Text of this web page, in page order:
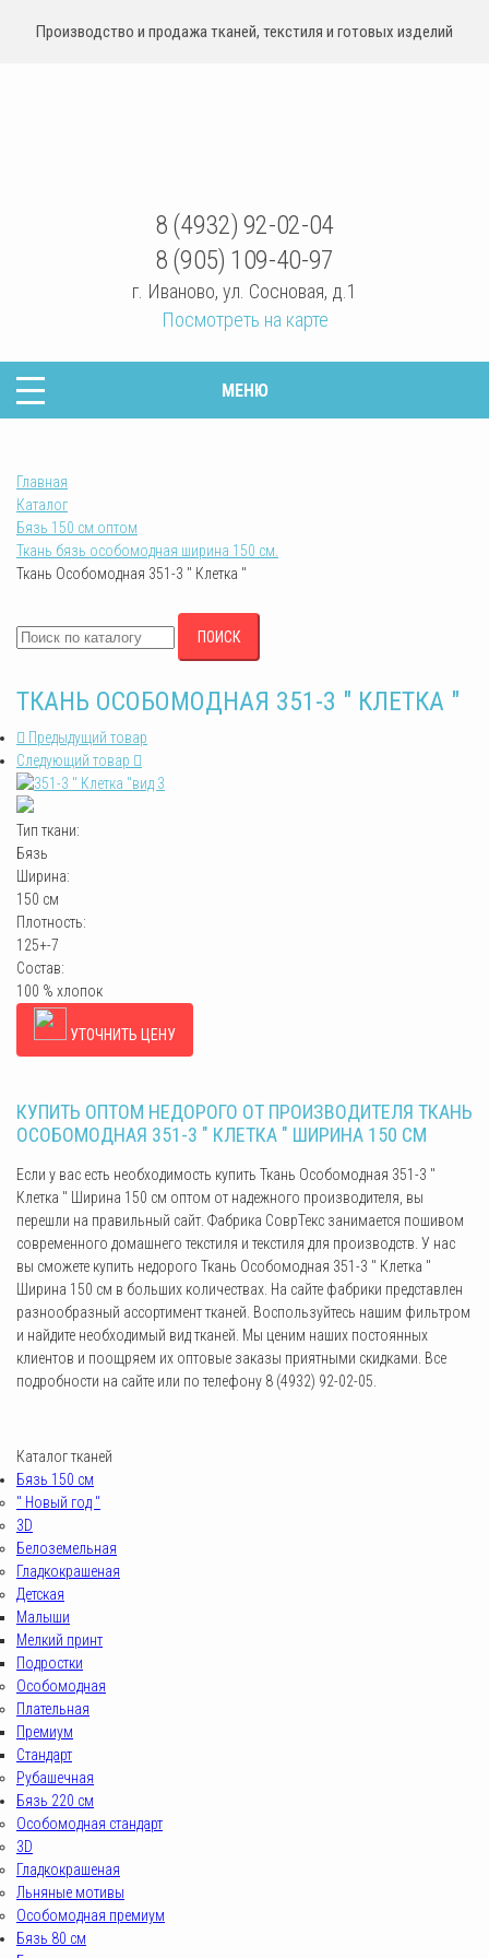
Производство и продажа тканей, текстиля и готовых изделий
8 (4932) 92-02-04
8 (905) 109-40-97
г. Иваново, ул. Сосновая, д.1
Посмотреть на карте
МЕНЮ
Главная
Каталог
Бязь 150 см оптом
Ткань бязь особомодная ширина 150 см.
Ткань Особомодная 351-3 " Клетка "
ПОИСК
ТКАНЬ ОСОБОМОДНАЯ 351-3 " КЛЕТКА "
Предыдущий товар
Следующий товар
вид 3
Тип ткани:
Бязь
Ширина:
150 см
Плотность:
125+-7
Состав:
100 % хлопок
УТОЧНИТЬ ЦЕНУ
КУПИТЬ ОПТОМ НЕДОРОГО ОТ ПРОИЗВОДИТЕЛЯ ТКАНЬ
ОСОБОМОДНАЯ 351-3 " КЛЕТКА " ШИРИНА 150 СМ
Если у вас есть необходимость купить Ткань Особомодная 351-3 "
Клетка " Ширина 150 см оптом от надежного производителя, вы
перешли на правильный сайт. Фабрика СоврТекс занимается пошивом
современного домашнего текстиля и текстиля для производств. У нас
вы сможете купить недорого Ткань Особомодная 351-3 " Клетка "
Ширина 150 см в больших количествах. На сайте фабрики представлен
разнообразный ассортимент тканей. Воспользуйтесь нашим фильтром
и найдите необходимый вид тканей. Мы ценим наших постоянных
клиентов и поощряем их оптовые заказы приятными скидками. Все
подробности на сайте или по телефону 8 (4932) 92-02-05.
Каталог тканей
Бязь 150 см
" Новый год "
3D
Белоземельная
Гладкокрашеная
Детская
Малыши
Мелкий принт
Подростки
Особомодная
Плательная
Премиум
Стандарт
Рубашечная
Бязь 220 см
Особомодная стандарт
3D
Гладкокрашеная
Льняные мотивы
Особомодная премиум
Бязь 80 см